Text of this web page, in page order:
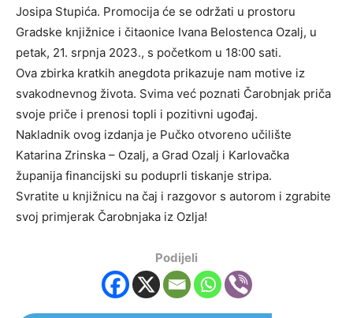
Josipa Stupića. Promocija će se održati u prostoru
Gradske knjižnice i čitaonice Ivana Belostenca Ozalj, u
petak, 21. srpnja 2023., s početkom u 18:00 sati.
Ova zbirka kratkih anegdota prikazuje nam motive iz
svakodnevnog života. Svima već poznati Čarobnjak priča
svoje priče i prenosi topli i pozitivni ugođaj.
Nakladnik ovog izdanja je Pučko otvoreno učilište
Katarina Zrinska – Ozalj, a Grad Ozalj i Karlovačka
županija financijski su poduprli tiskanje stripa.
Svratite u knjižnicu na čaj i razgovor s autorom i zgrabite
svoj primjerak Čarobnjaka iz Ozlja!
Podijeli